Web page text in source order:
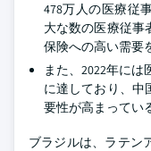
478万人の医療従
大な数の医療従事
保険への高い需要
また、2022年には
に達しており、中
要性が高まってい
ブラジルは、ラテン